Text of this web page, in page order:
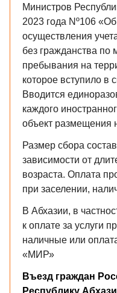
Министров
2023 года Nº106
осуществления
без гражданства по
пребывания на
которое вступило в
Вводится
каждого
объект размещения
Размер сбора
зависимости от
возраста. Оплата
при заселении,
В Абхазии, в
к оплате за услуги
наличные или
«МИР»
Въезд граждан
Республику